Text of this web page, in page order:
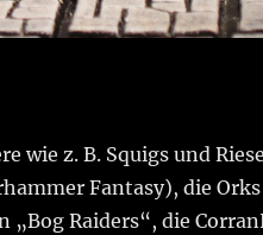
wie z. B. Squigs und
Fantasy), die
Raiders“, die